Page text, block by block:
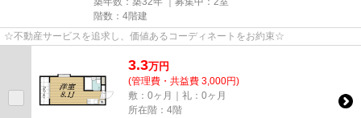
階数：4階建
☆不動産サービスを追求し、価値あるコーディネートをお約束☆
3.3万円
(管理費・共益費 3,000円)
敷：0ヶ月｜礼：0ヶ月
所在階：4階